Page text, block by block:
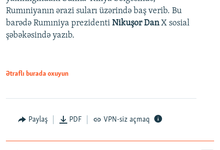
Rumıniyanın ərazi suları üzərində baş verib. Bu
barədə Rumıniya prezidenti Nikuşor DanX sosial
şəbəkəsində yazıb.
Ətraflı burada oxuyun
Paylaş PDF VPN-siz açmaq